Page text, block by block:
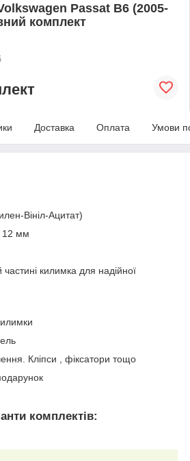
Passat B6 (2005-
комплект
Доставка Оплата Умови
Вініл-Ацитат)
12 мм
килимка для надійної
Кліпси , фіксатори тощо
комплектів: